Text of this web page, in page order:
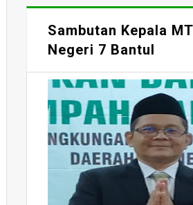
Sambutan Kepala
Negeri 7 Bantul